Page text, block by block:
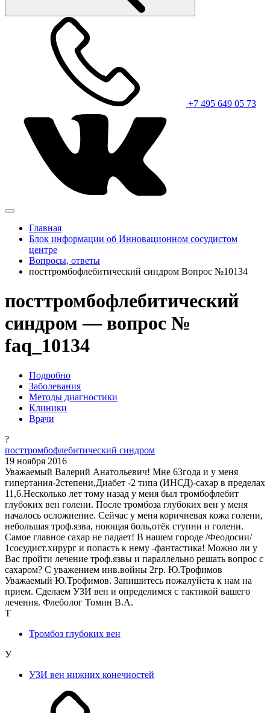
+7 495 649 05 73
Главная
Блок информации об Инновационном сосудистом
центре
Вопросы, ответы
посттромбофлебитический синдром Вопрос №10134
посттромбофлебитический
синдром — вопрос №
faq_10134
Подробно
Заболевания
Методы диагностики
Клиники
Врачи
?
посттромбофлебитический синдром
19 ноября 2016
Уважаемый Валерий Анатольевич! Мне 63года и у меня
гипертания-2степени,Диабет -2 типа (ИНСД)-сахар в пределах
11,6.Несколько лет тому назад у меня был тромбофлебит
глубоких вен голени. После тромбоза глубоких вен у меня
началось осложнение. Сейчас у меня коричневая кожа голени,
небольшая троф.язва, ноющая боль,отёк ступни и голени.
Самое главное сахар не падает! В нашем городе /Феодосии/
1сосудист.хирург и попасть к нему -фантастика! Можно ли у
Вас пройти лечение троф.язвы и параллельно решать вопрос с
сахаром? С уважением инв.войны 2гр. Ю.Трофимов
Уважаемый Ю.Трофимов. Запишитесь пожалуйста к нам на
прием. Сделаем УЗИ вен и определимся с тактикой вашего
лечения. Флеболог Томин В.А.
Т
Тромбоз глубоких вен
У
УЗИ вен нижних конечностей